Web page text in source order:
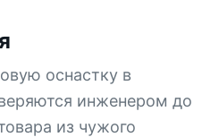
оснастку в
инженером до
из чужого